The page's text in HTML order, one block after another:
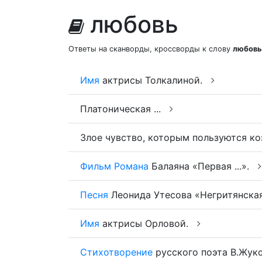
любовь
Ответы на сканворды, кроссворды к слову любовь
Имя актрисы Толкалиной.
Платоническая ...
Злое чувство, которым пользуются
Фильм Романа Балаяна «Первая ...».
Песня Леонида Утесова
Имя актрисы Орловой.
Стихотворение русского поэта